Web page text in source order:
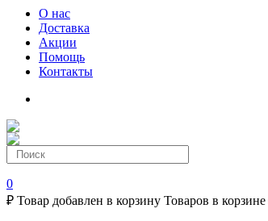
О нас
Доставка
Акции
Помощь
Контакты
0
₽ Товар добавлен в корзину Товаров в корзине